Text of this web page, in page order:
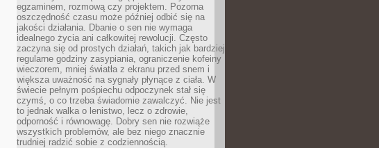
egzaminem, rozmową czy projektem. Pozorna
oszczędność czasu może później odbić się na
jakości działania. Dbanie o sen nie wymaga
idealnego życia ani całkowitej rewolucji. Często
zaczyna się od prostych działań, takich jak bardziej
regularne godziny zasypiania, ograniczenie kofeiny
wieczorem, mniej światła z ekranu przed snem i
większa uważność na sygnały płynące z ciała. W
świecie pełnym pośpiechu odpoczynek stał się
czymś, o co trzeba świadomie zawalczyć. Nie jest
to jednak walka o lenistwo, lecz o zdrowie,
odporność i równowagę. Dobry sen nie rozwiąże
wszystkich problemów, ale bez niego znacznie
trudniej radzić sobie z codziennością.